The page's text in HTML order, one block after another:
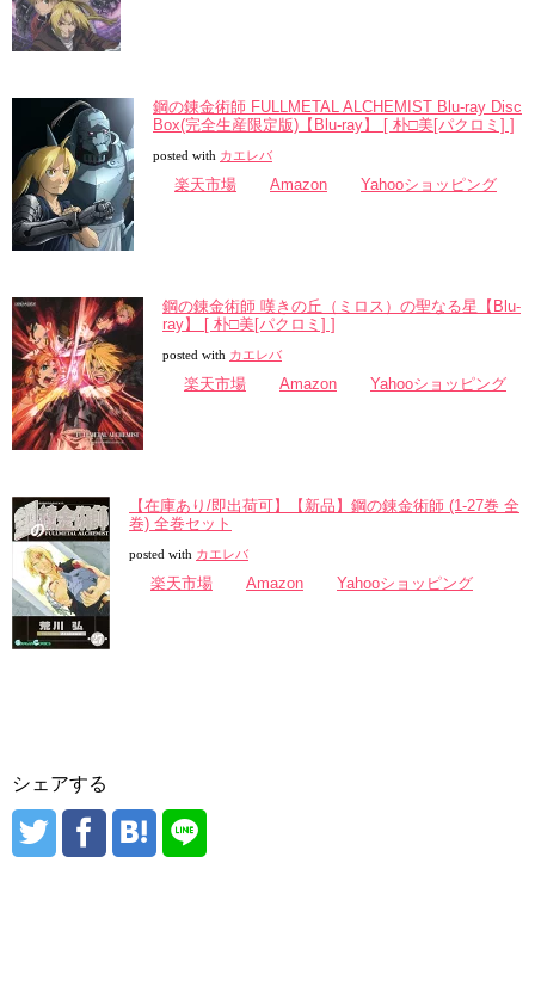
鋼の錬金術師 FULLMETAL ALCHEMIST Blu-ray Disc
Box(完全生産限定版)【Blu-ray】 [ 朴□美[パクロミ] ]
posted with カエレバ
楽天市場 Amazon Yahooショッピング
鋼の錬金術師 嘆きの丘（ミロス）の聖なる星【Blu-
ray】 [ 朴□美[パクロミ] ]
posted with カエレバ
楽天市場 Amazon Yahooショッピング
【在庫あり/即出荷可】【新品】鋼の錬金術師 (1-27巻 全
巻) 全巻セット
posted with カエレバ
楽天市場 Amazon Yahooショッピング
シェアする